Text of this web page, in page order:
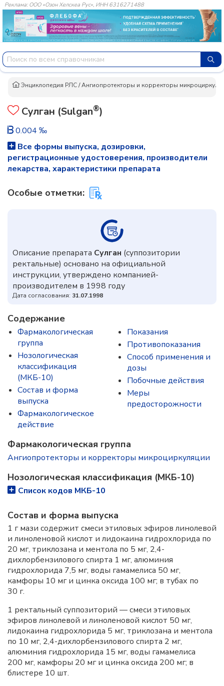
Реклама: ООО «Озон Хелскеа Рус», ИНН 6316271488
Энциклопедия РЛС/Ангиопротекторы и корректоры
Сулган (Sulgan®)
0.004 ‰
Все формы выпуска, дозировки,
регистрационные удостоверения, производители
лекарства, характеристики препарата
Особые отметки:
Описание препарата Сулган (суппозитории
ректальные) основано на официальной
инструкции, утверждено компанией-
производителем в 1998 году
Дата согласования: 31.07.1998
Содержание
Фармакологическая
группа
Нозологическая
классификация
(МКБ-10)
Состав и форма
выпускa
Фармакологическое
действие
Показания
Противопоказания
Способ применения и
дозы
Побочные действия
Меры
предосторожности
Фармакологическая группа
Ангиопротекторы и корректоры микроциркуляции
Нозологическая классификация (МКБ-10)
Список кодов МКБ-10
Состав и форма выпускa
1 г мази содержит смеси этиловых эфиров линолевой
и линоленовой кислот и лидокаина гидрохлорида по
20 мг, триклозана и ментола по 5 мг, 2,4-
дихлорбензилового спирта 1 мг, алюминия
гидрохлорида 7,5 мг, воды гамамелиса 50 мг,
камфоры 10 мг и цинка оксида 100 мг; в тубах по
30 г.
1 ректальный суппозиторий — смеси этиловых
эфиров линолевой и линоленовой кислот 50 мг,
лидокаина гидрохлорида 5 мг, триклозана и ментола
по 10 мг, 2,4-дихлорбензилового спирта 2 мг,
алюминия гидрохлорида 15 мг, воды гамамелиса
200 мг, камфоры 20 мг и цинка оксида 200 мг; в
блистере 10 шт.